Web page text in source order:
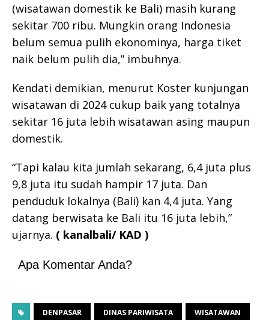
(wisatawan domestik ke Bali) masih kurang
sekitar 700 ribu. Mungkin orang Indonesia
belum semua pulih ekonominya, harga tiket
naik belum pulih dia,” imbuhnya.
Kendati demikian, menurut Koster kunjungan
wisatawan di 2024 cukup baik yang totalnya
sekitar 16 juta lebih wisatawan asing maupun
domestik.
“Tapi kalau kita jumlah sekarang, 6,4 juta plus
9,8 juta itu sudah hampir 17 juta. Dan
penduduk lokalnya (Bali) kan 4,4 juta. Yang
datang berwisata ke Bali itu 16 juta lebih,”
ujarnya. ( kanalbali/ KAD )
Apa Komentar Anda?
DENPASAR DINAS PARIWISATA WISATAWAN